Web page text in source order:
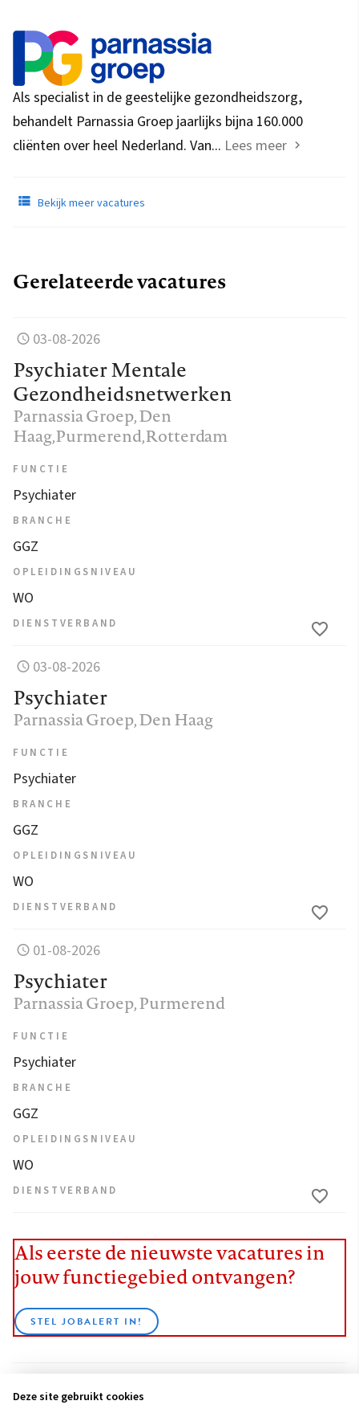
Als specialist in de geestelijke gezondheidszorg,
behandelt Parnassia Groep jaarlijks bijna 160.000
cliënten over heel Nederland. Van... Lees meer
Bekijk meer vacatures
Gerelateerde vacatures
03-08-2026
Psychiater Mentale
Gezondheidsnetwerken
Parnassia Groep, Den
Haag,Purmerend,Rotterdam
FUNCTIE
Psychiater
BRANCHE
GGZ
OPLEIDINGSNIVEAU
WO
DIENSTVERBAND
03-08-2026
Psychiater
Parnassia Groep, Den Haag
FUNCTIE
Psychiater
BRANCHE
GGZ
OPLEIDINGSNIVEAU
WO
DIENSTVERBAND
01-08-2026
Psychiater
Parnassia Groep, Purmerend
FUNCTIE
Psychiater
BRANCHE
GGZ
OPLEIDINGSNIVEAU
WO
DIENSTVERBAND
Als eerste de nieuwste vacatures in
jouw functiegebied ontvangen?
STEL JOBALERT IN!
BEKIJK ALLE VACATURES
Deze site gebruikt cookies